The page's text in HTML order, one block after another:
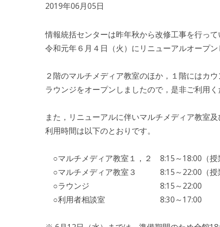
2019年06月05日
情報統括センターは昨年秋から改修工事を行っ
令和元年６月４日（火）にリニューアルオープン
２階のマルチメディア教室のほか，１階にはカ
ラウンジをオープンしましたので，是非ご利用く
また，リニューアルに伴いマルチメディア教室
利用時間は以下のとおりです。
○マルチメディア教室１，２ 8:15～18:00（授
○マルチメディア教室３ 8:15～22:00（授業
○ラウンジ 8:15～22:00
○利用者相談室 8:30～17:00